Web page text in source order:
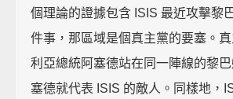
個理論的證據包含 ISIS 最近攻擊黎
件事，那區域是個真主黨的要塞。
利亞總統阿塞德站在同一陣線的黎
塞德就代表 ISIS 的敵人。同樣地，